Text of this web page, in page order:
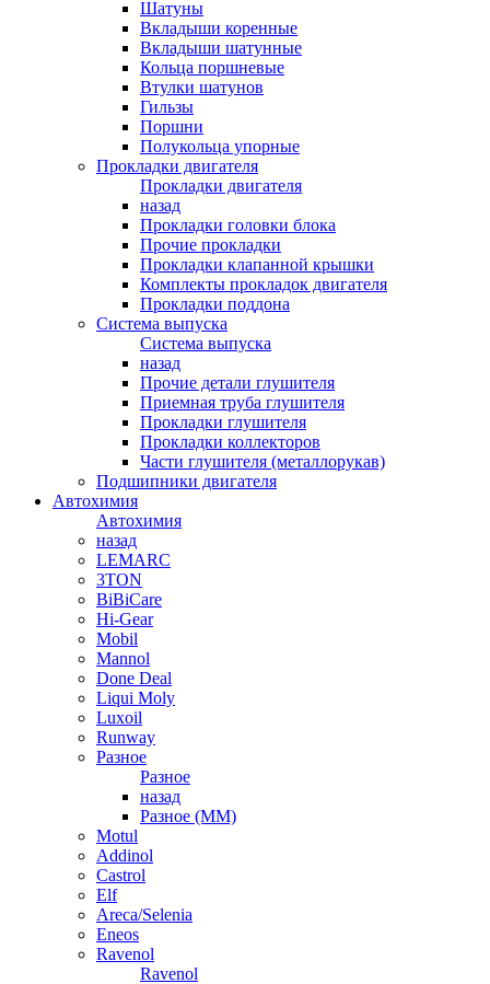
Шатуны
Вкладыши коренные
Вкладыши шатунные
Кольца поршневые
Втулки шатунов
Гильзы
Поршни
Полукольца упорные
Прокладки двигателя
Прокладки двигателя
назад
Прокладки головки блока
Прочие прокладки
Прокладки клапанной крышки
Комплекты прокладок двигателя
Прокладки поддона
Система выпуска
Система выпуска
назад
Прочие детали глушителя
Приемная труба глушителя
Прокладки глушителя
Прокладки коллекторов
Части глушителя (металлорукав)
Подшипники двигателя
Автохимия
Автохимия
назад
LEMARC
3TON
BiBiCare
Hi-Gear
Mobil
Mannol
Done Deal
Liqui Moly
Luxoil
Runway
Разное
Разное
назад
Разное (ММ)
Motul
Addinol
Castrol
Elf
Areca/Selenia
Eneos
Ravenol
Ravenol